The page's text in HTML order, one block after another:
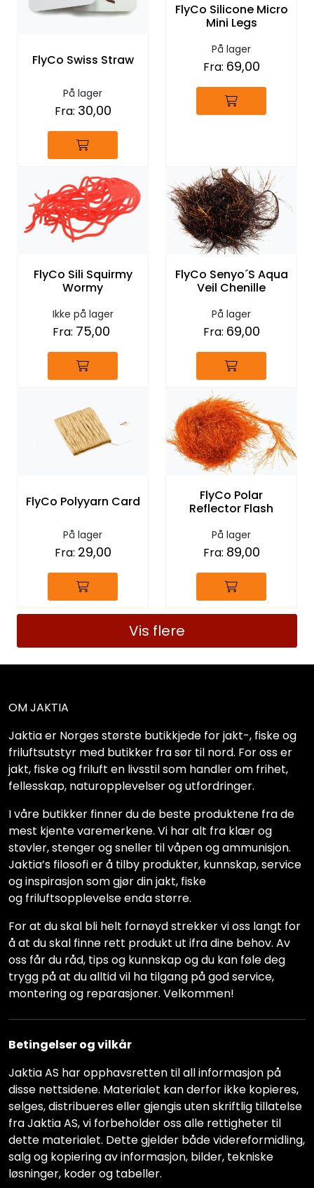
FlyCo Swiss Straw
På lager
Fra: 30,00
FlyCo Silicone Micro
Mini Legs
På lager
Fra: 69,00
FlyCo Sili Squirmy
Wormy
Ikke på lager
Fra: 75,00
FlyCo Senyo´S Aqua
Veil Chenille
På lager
Fra: 69,00
FlyCo Polyyarn Card
På lager
Fra: 29,00
FlyCo Polar
Reflector Flash
På lager
Fra: 89,00
Vis flere
OM JAKTIA
Jaktia er Norges største butikkjede for jakt-, fiske og
friluftsutstyr med butikker fra sør til nord. For oss er
jakt, fiske og friluft en livsstil som handler om frihet,
fellesskap, naturopplevelser og utfordringer.
I våre butikker finner du de beste produktene fra de
mest kjente varemerkene. Vi har alt fra klær og
støvler, stenger og sneller til våpen og ammunisjon.
Jaktia’s filosofi er å tilby produkter, kunnskap, service
og inspirasjon som gjør din jakt, fiske
og friluftsopplevelse enda større.
For at du skal bli helt fornøyd strekker vi oss langt for
å at du skal finne rett produkt ut ifra dine behov. Av
oss får du råd, tips og kunnskap og du kan føle deg
trygg på at du alltid vil ha tilgang på god service,
montering og reparasjoner. Velkommen!
Betingelser og vilkår
Jaktia AS har opphavsretten til all informasjon på
disse nettsidene. Materialet kan derfor ikke kopieres,
selges, distribueres eller gjengis uten skriftlig tillatelse
fra Jaktia AS, vi forbeholder oss alle rettigheter til
dette materialet. Dette gjelder både videreformidling,
salg og kopiering av informasjon, bilder, tekniske
løsninger, koder og tabeller.